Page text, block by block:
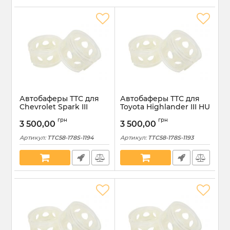
Автобаферы ТТС для
Chevrolet Spark III
размер S (TTC58-178S-
3 500,00 грн
Артикул: TTC58-178S-1194
Автобаферы ТТС для
Toyota Highlander III HU
размер S (TTC58-178S-
3 500,00 грн
Артикул: TTC58-178S-1193